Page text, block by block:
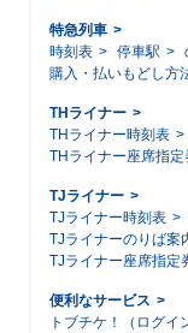
特急列車
時刻表
停車駅
購入・払いもどし方
THライナー
THライナー時刻表
THライナー座席指
TJライナー
TJライナー時刻表
TJライナーのりば案
TJライナー座席指定
便利なサービス
トブチケ！（ログイ